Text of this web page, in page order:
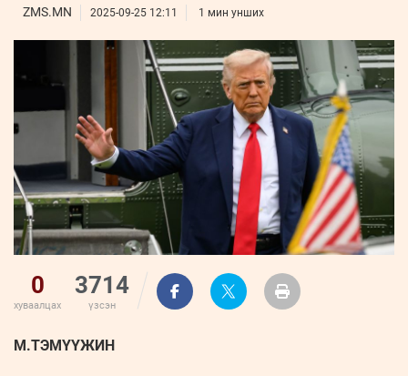
Бүртгүүлэх
Нэвтрэх
Бизнес
Leaderships
forum
ФОТО
УРЛАГ
ТӨВ
ZUUNII
MEDEE
WEEKLY
ZMS.MN 2025-09-25 12:11 1 мин унших
0
хуваалцах
3714
үзсэн
М.ТЭМҮҮЖИН